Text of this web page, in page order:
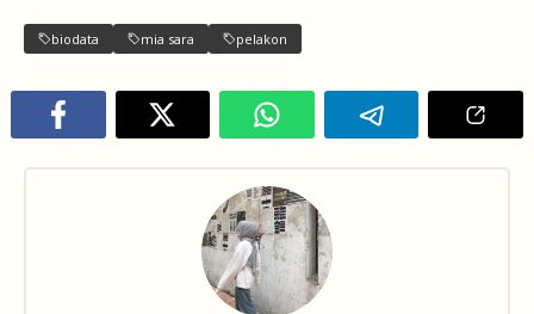
biodata mia sara pelakon